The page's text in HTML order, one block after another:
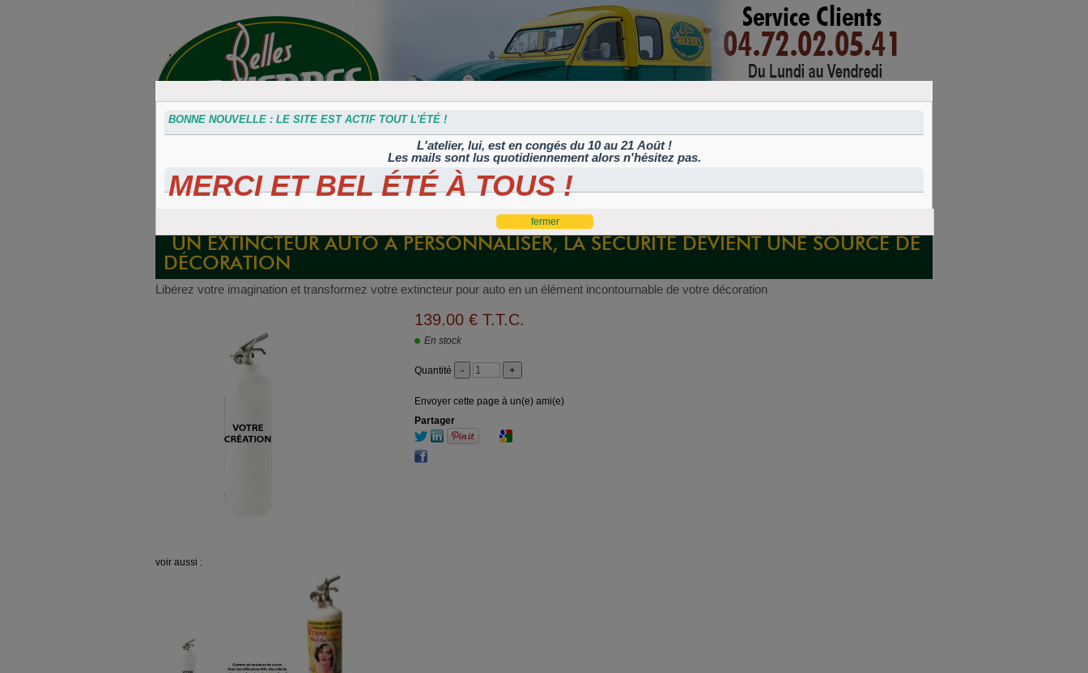
Accessoires
divers
Plaques 3D
Maillefaud et
Plaques
immatriculation
Plaques
autocollantes et
Plaques
peintes
Traitement
Corrosion
BONNE NOUVELLE : LE SITE EST ACTIF TOUT L'ÉTÉ !
L'atelier, lui, est en congés du 10 au 21 Août !
Les mails sont lus quotidiennement alors n'hésitez pas.
MERCI ET BEL ÉTÉ À TOUS !
UN EXTINCTEUR AUTO À PERSONNALISER, LA SÉCURITÉ DEVIENT UNE SOURCE DE
DÉCORATION
Libérez votre imagination et transformez votre extincteur pour auto en un élément incontournable de votre décoration
voir aussi :
139.00 € T.T.C.
En stock
Quantité
Envoyer cette page à un(e) ami(e)
Partager